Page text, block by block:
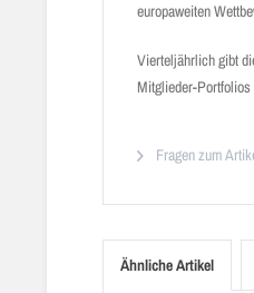
europaweiten
Vierteljährlich gibt
Mitglieder-
Fragen zum
Ähnliche Artikel